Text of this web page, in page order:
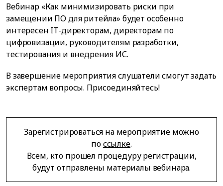
Вебинар «Как минимизировать риски при
замещении ПО для ритейла» будет особенно
интересен IT-директорам, директорам по
цифровизации, руководителям разработки,
тестирования и внедрения ИС.
В завершение мероприятия слушатели смогут задать
экспертам вопросы. Присоединяйтесь!
Зарегистрироваться на мероприятие можно
поссылке.
Всем, кто прошел процедуру регистрации,
будут отправлены материалы вебинара.